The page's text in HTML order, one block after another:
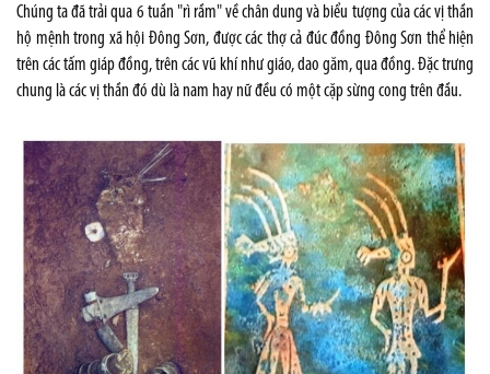
Chúng ta đã trải qua 6 tuần "rì rầm" về chân dung và biểu tượng của các vị thần
hộ mệnh trong xã hội Đông Sơn, được các thợ cả đúc đồng Đông Sơn thể hiện
trên các tấm giáp đồng, trên các vũ khí như giáo, dao găm, qua đồng. Đặc trưng
chung là các vị thần đó dù là nam hay nữ đều có một cặp sừng cong trên đầu.